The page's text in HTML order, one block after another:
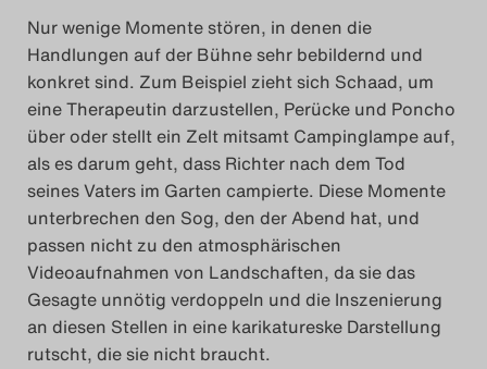
Nur wenige Momente stören, in denen die
Handlungen auf der Bühne sehr bebildernd und
konkret sind. Zum Beispiel zieht sich Schaad, um
eine Therapeutin darzustellen, Perücke und Poncho
über oder stellt ein Zelt mitsamt Campinglampe auf,
als es darum geht, dass Richter nach dem Tod
seines Vaters im Garten campierte. Diese Momente
unterbrechen den Sog, den der Abend hat, und
passen nicht zu den atmosphärischen
Videoaufnahmen von Landschaften, da sie das
Gesagte unnötig verdoppeln und die Inszenierung
an diesen Stellen in eine karikatureske Darstellung
rutscht, die sie nicht braucht.